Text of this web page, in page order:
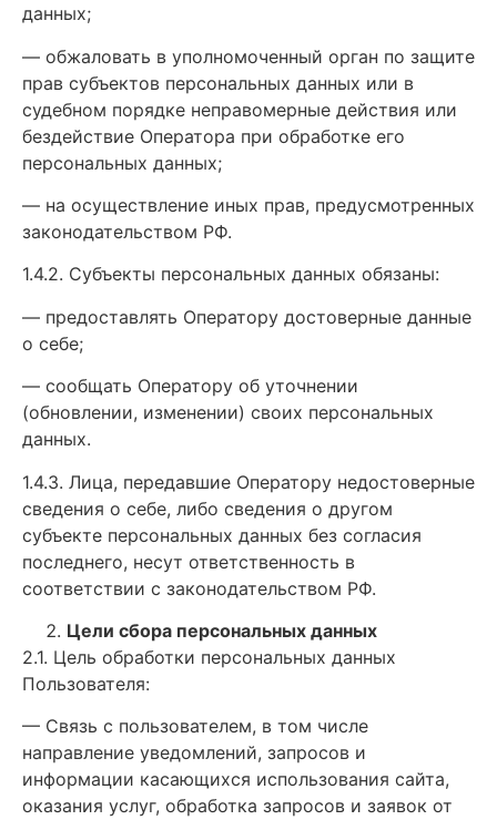
данных;
— обжаловать в уполномоченный орган по защите
прав субъектов персональных данных или в
судебном порядке неправомерные действия или
бездействие Оператора при обработке его
персональных данных;
— на осуществление иных прав, предусмотренных
законодательством РФ.
1.4.2. Субъекты персональных данных обязаны:
— предоставлять Оператору достоверные данные
о себе;
— сообщать Оператору об уточнении
(обновлении, изменении) своих персональных
данных.
1.4.3. Лица, передавшие Оператору недостоверные
сведения о себе, либо сведения о другом
субъекте персональных данных без согласия
последнего, несут ответственность в
соответствии с законодательством РФ.
Цели сбора персональных данных
2.1. Цель обработки персональных данных
Пользователя:
— Связь с пользователем, в том числе
направление уведомлений, запросов и
информации касающихся использования сайта,
оказания услуг, обработка запросов и заявок от